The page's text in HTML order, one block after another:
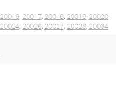
20016, 20017, 20018, 20019, 20020,
20024, 20026, 20027, 20028, 20034